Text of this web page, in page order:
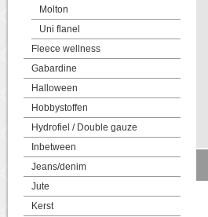
Molton
Uni flanel
Fleece wellness
Gabardine
Halloween
Hobbystoffen
Hydrofiel / Double gauze
Inbetween
Jeans/denim
Jute
Kerst